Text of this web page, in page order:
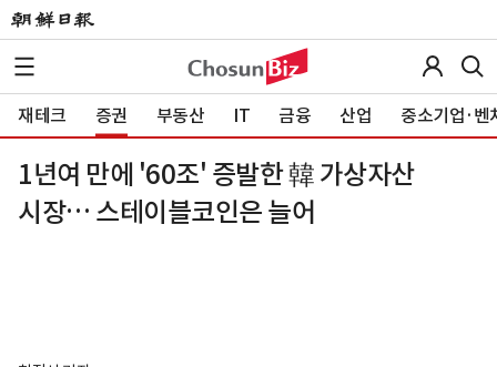
재테크 증권 부동산 IT 금융 산업 중소기업·벤
1년여 만에 '60조' 증발한 韓 가상자산
시장… 스테이블코인은 늘어